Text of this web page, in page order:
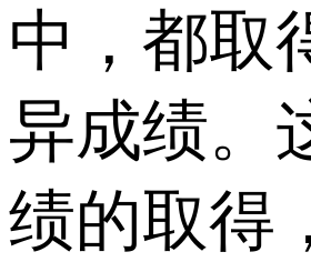
中，都取
异成绩。
绩的取得